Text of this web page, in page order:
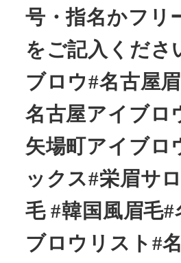
号・指名かフリ
をご記入くださ
ブロウ#名古屋
名古屋アイブロ
矢場町アイブロ
ックス#栄眉サ
毛 #韓国風眉毛#
ブロウリスト#